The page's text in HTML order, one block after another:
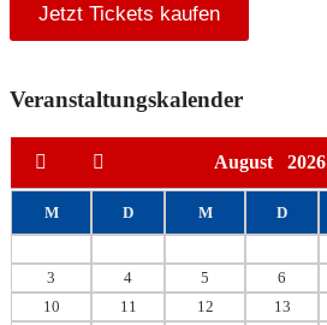
Jetzt Tickets kaufen
Veranstaltungskalender
August 2026
M D M D
3
4 5 6
10
11 12 13